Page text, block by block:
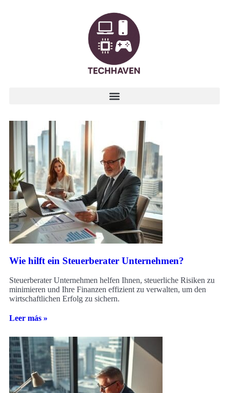
Wie hilft ein Steuerberater Unternehmen?
Steuerberater Unternehmen helfen Ihnen, steuerliche Risiken zu
minimieren und Ihre Finanzen effizient zu verwalten, um den
wirtschaftlichen Erfolg zu sichern.
Leer más »